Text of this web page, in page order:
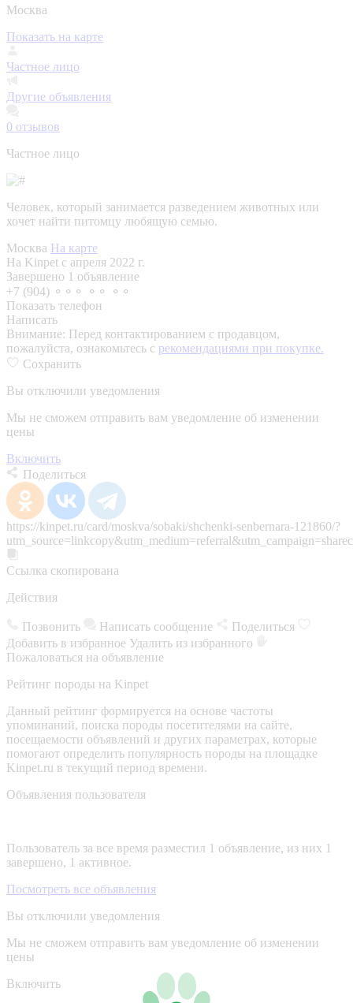
Москва
Показать на карте
Частное лицо
Другие объявления
0 отзывов
Частное лицо
Человек, который занимается разведением животных или
хочет найти питомцу любящую семью.
Москва На карте
На Kinpet c апреля 2022 г.
Завершено 1 объявление
+7 (904) ⚬⚬⚬ ⚬⚬ ⚬⚬
Показать телефон
Написать
Внимание: Перед контактированием с продавцом,
пожалуйста, ознакомьтесь с рекомендациями при покупке.
Сохранить
Вы отключили уведомления
Мы не сможем отправить вам уведомление об изменении
цены
Включить
Поделиться
https://kinpet.ru/card/moskva/sobaki/shchenki-senbernara-121860/?
Ссылка скопирована
Действия
Позвонить Написать сообщение
Поделиться
Добавить в избранное Удалить из избранного
Пожаловаться на объявление
Рейтинг породы на Kinpet
Данный рейтинг формируется на основе частоты
упоминаний, поиска породы посетителями на сайте,
посещаемости объявлений и других параметрах, которые
помогают определить популярность породы на площадке
Kinpet.ru в текущий период времени.
Объявления пользователя
Пользователь за все время разместил 1 объявление, из них 1
завершено, 1 активное.
Посмотреть все объявления
Вы отключили уведомления
Мы не сможем отправить вам уведомление об изменении
цены
Включить